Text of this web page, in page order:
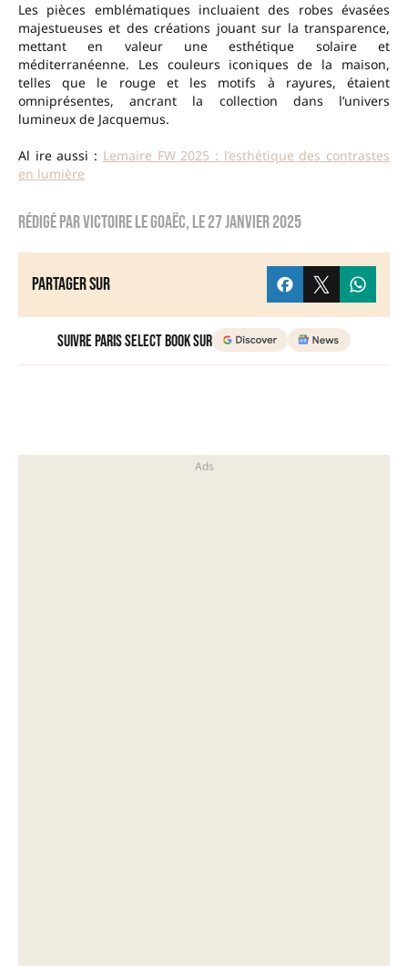
Les pièces emblématiques incluaient des robes évasées
majestueuses et des créations jouant sur la transparence,
mettant en valeur une esthétique solaire et
méditerranéenne. Les couleurs iconiques de la maison,
telles que le rouge et les motifs à rayures, étaient
omniprésentes, ancrant la collection dans l’univers
lumineux de Jacquemus.
Al ire aussi : Lemaire FW 2025 : l’esthétique des contrastes
en lumière
Rédigé parVictoire Le Goaëc, le27 janvier 2025
Partager sur
Suivre Paris Select Book sur